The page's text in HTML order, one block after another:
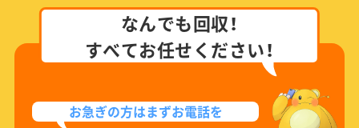
なんでも回収！
すべてお任せください！
お急ぎの方はまずお電話を